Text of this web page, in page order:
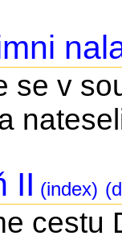
se v
II (index)
cestu